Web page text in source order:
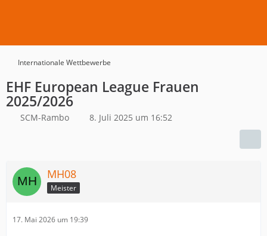
Internationale Wettbewerbe
EHF European League Frauen
2025/2026
SCM-Rambo 8. Juli 2025 um 16:52
MH08
Meister
17. Mai 2026 um 19:39